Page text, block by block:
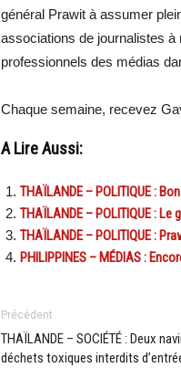
général Prawit à assumer
associations de journalistes
professionnels des médias
Chaque semaine, recevez
A Lire Aussi:
THAÏLANDE – POLITIQUE :
THAÏLANDE – POLITIQUE :
THAÏLANDE – POLITIQUE :
PHILIPPINES – MÉDIAS :
Précédent
THAÏLANDE – SOCIÉTÉ : Deux
déchets toxiques interdits